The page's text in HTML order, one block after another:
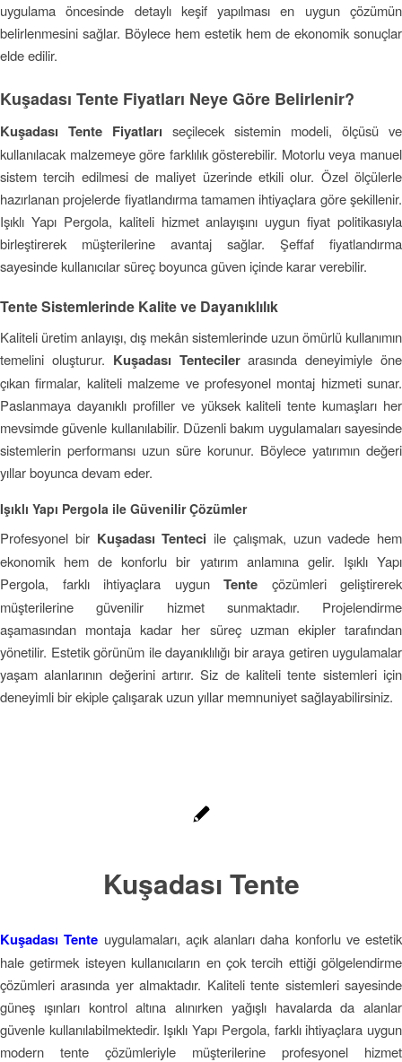
uygulama öncesinde detaylı keşif yapılması en uygun çözümün
belirlenmesini sağlar. Böylece hem estetik hem de ekonomik sonuçlar
elde edilir.
Kuşadası Tente Fiyatları Neye Göre Belirlenir?
Kuşadası Tente Fiyatları seçilecek sistemin modeli, ölçüsü ve
kullanılacak malzemeye göre farklılık gösterebilir. Motorlu veya manuel
sistem tercih edilmesi de maliyet üzerinde etkili olur. Özel ölçülerle
hazırlanan projelerde fiyatlandırma tamamen ihtiyaçlara göre şekillenir.
Işıklı Yapı Pergola, kaliteli hizmet anlayışını uygun fiyat politikasıyla
birleştirerek müşterilerine avantaj sağlar. Şeffaf fiyatlandırma
sayesinde kullanıcılar süreç boyunca güven içinde karar verebilir.
Tente Sistemlerinde Kalite ve Dayanıklılık
Kaliteli üretim anlayışı, dış mekân sistemlerinde uzun ömürlü kullanımın
temelini oluşturur. Kuşadası Tentecilerarasında deneyimiyle öne
çıkan firmalar, kaliteli malzeme ve profesyonel montaj hizmeti sunar.
Paslanmaya dayanıklı profiller ve yüksek kaliteli tente kumaşları her
mevsimde güvenle kullanılabilir. Düzenli bakım uygulamaları sayesinde
sistemlerin performansı uzun süre korunur. Böylece yatırımın değeri
yıllar boyunca devam eder.
Işıklı Yapı Pergola ile Güvenilir Çözümler
Profesyonel bir Kuşadası Tenteci ile çalışmak, uzun vadede hem
ekonomik hem de konforlu bir yatırım anlamına gelir. Işıklı Yapı
Pergola, farklı ihtiyaçlara uygun Tente çözümleri geliştirerek
müşterilerine güvenilir hizmet sunmaktadır. Projelendirme
aşamasından montaja kadar her süreç uzman ekipler tarafından
yönetilir. Estetik görünüm ile dayanıklılığı bir araya getiren uygulamalar
yaşam alanlarının değerini artırır. Siz de kaliteli tente sistemleri için
deneyimli bir ekiple çalışarak uzun yıllar memnuniyet sağlayabilirsiniz.
Kuşadası Tente
Kuşadası Tente uygulamaları, açık alanları daha konforlu ve estetik
hale getirmek isteyen kullanıcıların en çok tercih ettiği gölgelendirme
çözümleri arasında yer almaktadır. Kaliteli tente sistemleri sayesinde
güneş ışınları kontrol altına alınırken yağışlı havalarda da alanlar
güvenle kullanılabilmektedir. Işıklı Yapı Pergola, farklı ihtiyaçlara uygun
modern tente çözümleriyle müşterilerine profesyonel hizmet